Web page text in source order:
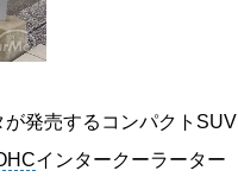
発売するコンパクトSUV
インタークーラーター